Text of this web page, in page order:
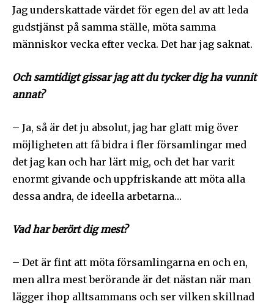
Jag underskattade värdet för egen del av att leda
gudstjänst på samma ställe, möta samma
människor vecka efter vecka. Det har jag saknat.
Och samtidigt gissar jag att du tycker dig ha vunnit
annat?
– Ja, så är det ju absolut, jag har glatt mig över
möjligheten att få bidra i fler församlingar med
det jag kan och har lärt mig, och det har varit
enormt givande och uppfriskande att möta alla
dessa andra, de ideella arbetarna…
Vad har berört dig mest?
– Det är fint att möta församlingarna en och en,
men allra mest berörande är det nästan när man
lägger ihop alltsammans och ser vilken skillnad